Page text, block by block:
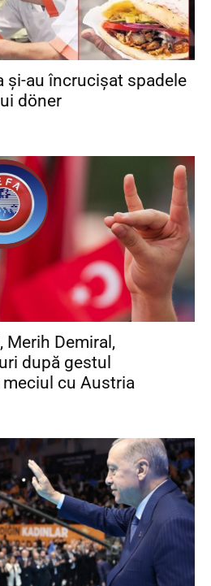
și-au încrucișat spadele
döner
Demiral,
după gestul
cu Austria